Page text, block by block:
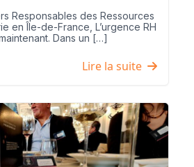
Responsables des Ressources
en Île-de-France, L’urgence RH
Dans un […]
Lire la suite